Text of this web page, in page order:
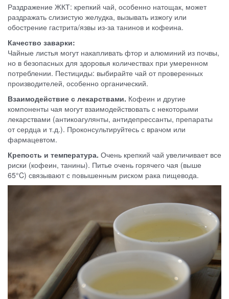
Раздражение ЖКТ: крепкий чай, особенно натощак, может
раздражать слизистую желудка, вызывать изжогу или
обострение гастрита/язвы из-за танинов и кофеина.
Качество заварки:
Чайные листья могут накапливать фтор и алюминий из почвы,
но в безопасных для здоровья количествах при умеренном
потреблении. Пестициды: выбирайте чай от проверенных
производителей, особенно органический.
Взаимодействие с лекарствами. Кофеин и другие
компоненты чая могут взаимодействовать с некоторыми
лекарствами (антикоагулянты, антидепрессанты, препараты
от сердца и т.д.). Проконсультируйтесь с врачом или
фармацевтом.
Крепость и температура. Очень крепкий чай увеличивает все
риски (кофеин, танины). Питье очень горячего чая (выше
65°C) связывают с повышенным риском рака пищевода.